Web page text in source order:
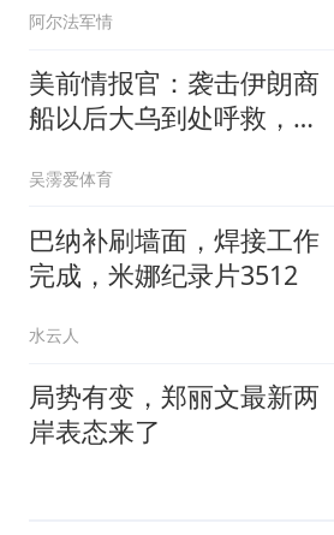
阿尔法军情
美前情报官：袭击伊朗商
船以后大乌到处呼救，但
吴霶爱体育
巴纳补刷墙面，焊接工作
完成，米娜纪录片3512
水云人
局势有变，郑丽文最新两
岸表态来了